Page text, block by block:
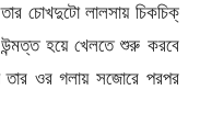
চোখদুটো লালসায় চিকচিক্
হয়ে খেলতে শুরু করবে
ওর গলায় সজোরে পরপর